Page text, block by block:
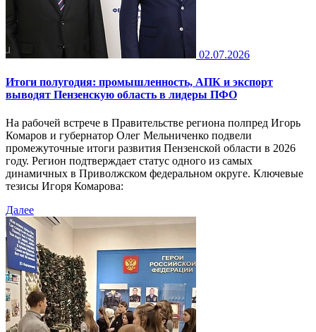
02.07.2026
Итоги полугодия: промышленность, АПК и экспорт
выводят Пензенскую область в лидеры ПФО
На рабочей встрече в Правительстве региона полпред Игорь
Комаров и губернатор Олег Мельниченко подвели
промежуточные итоги развития Пензенской области в 2026
году. Регион подтверждает статус одного из самых
динамичных в Приволжском федеральном округе. Ключевые
тезисы Игоря Комарова:
Далее